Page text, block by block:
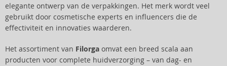
elegante ontwerp van de verpakkingen. Het merk wordt veel
gebruikt door cosmetische experts en influencers die de
effectiviteit en innovaties waarderen.
Het assortiment van Filorga omvat een breed scala aan
producten voor complete huidverzorging – van dag- en